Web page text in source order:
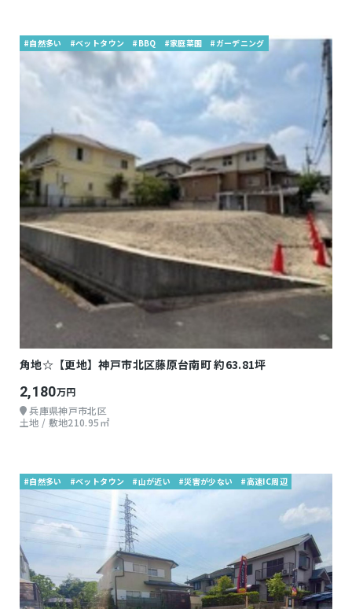
#自然多い #ベットタウン #BBQ #家庭菜園 #ガーデニング
角地☆【更地】神戸市北区藤原台南町 約63.81坪
2,180万円
兵庫県神戸市北区
土地 / 敷地210.95㎡
#自然多い #ベットタウン #山が近い #災害が少ない #高速IC周辺